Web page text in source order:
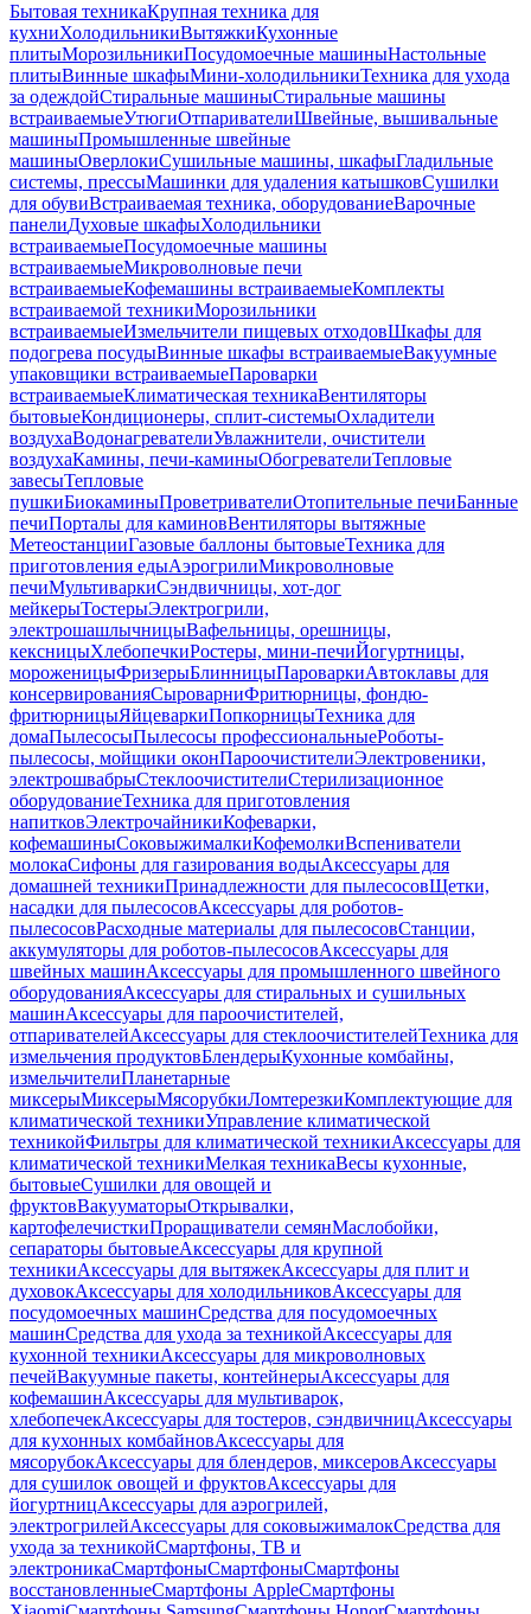
Бытовая техникаКрупная техника для
кухниХолодильникиВытяжкиКухонные
плитыМорозильникиПосудомоечные машиныНастольные
плитыВинные шкафыМини-холодильникиТехника для ухода
за одеждойСтиральные машиныСтиральные машины
встраиваемыеУтюгиОтпаривателиШвейные, вышивальные
машиныПромышленные швейные
машиныОверлокиСушильные машины, шкафыГладильные
системы, прессыМашинки для удаления катышковСушилки
для обувиВстраиваемая техника, оборудованиеВарочные
панелиДуховые шкафыХолодильники
встраиваемыеПосудомоечные машины
встраиваемыеМикроволновые печи
встраиваемыеКофемашины встраиваемыеКомплекты
встраиваемой техникиМорозильники
встраиваемыеИзмельчители пищевых отходовШкафы для
подогрева посудыВинные шкафы встраиваемыеВакуумные
упаковщики встраиваемыеПароварки
встраиваемыеКлиматическая техникаВентиляторы
бытовыеКондиционеры, сплит-системыОхладители
воздухаВодонагревателиУвлажнители, очистители
воздухаКамины, печи-каминыОбогревателиТепловые
завесыТепловые
пушкиБиокаминыПроветривателиОтопительные печиБанные
печиПорталы для каминовВентиляторы вытяжные
МетеостанцииГазовые баллоны бытовыеТехника для
приготовления едыАэрогрилиМикроволновые
печиМультиваркиСэндвичницы, хот-дог
мейкерыТостерыЭлектрогрили,
электрошашлычницыВафельницы, орешницы,
кексницыХлебопечкиРостеры, мини-печиЙогуртницы,
мороженицыФризерыБлинницыПароваркиАвтоклавы для
консервированияСыроварниФритюрницы, фондю-
фритюрницыЯйцеваркиПопкорницыТехника для
домаПылесосыПылесосы профессиональныеРоботы-
пылесосы, мойщики оконПароочистителиЭлектровеники,
электрошвабрыСтеклоочистителиСтерилизационное
оборудованиеТехника для приготовления
напитковЭлектрочайникиКофеварки,
кофемашиныСоковыжималкиКофемолкиВспениватели
молокаСифоны для газирования водыАксессуары для
домашней техникиПринадлежности для пылесосовЩетки,
насадки для пылесосовАксессуары для роботов-
пылесосовРасходные материалы для пылесосовСтанции,
аккумуляторы для роботов-пылесосовАксессуары для
швейных машинАксессуары для промышленного швейного
оборудованияАксессуары для стиральных и сушильных
машинАксессуары для пароочистителей,
отпаривателейАксессуары для стеклоочистителейТехника для
измельчения продуктовБлендерыКухонные комбайны,
измельчителиПланетарные
миксерыМиксерыМясорубкиЛомтерезкиКомплектующие для
климатической техникиУправление климатической
техникойФильтры для климатической техникиАксессуары для
климатической техникиМелкая техникаВесы кухонные,
бытовыеСушилки для овощей и
фруктовВакууматорыОткрывалки,
картофелечисткиПроращиватели семянМаслобойки,
сепараторы бытовыеАксессуары для крупной
техникиАксессуары для вытяжекАксессуары для плит и
духовокАксессуары для холодильниковАксессуары для
посудомоечных машинСредства для посудомоечных
машинСредства для ухода за техникойАксессуары для
кухонной техникиАксессуары для микроволновых
печейВакуумные пакеты, контейнерыАксессуары для
кофемашинАксессуары для мультиварок,
хлебопечекАксессуары для тостеров, сэндвичницАксессуары
для кухонных комбайновАксессуары для
мясорубокАксессуары для блендеров, миксеровАксессуары
для сушилок овощей и фруктовАксессуары для
йогуртницАксессуары для аэрогрилей,
электрогрилейАксессуары для соковыжималокСредства для
ухода за техникойСмартфоны, ТВ и
электроникаСмартфоныСмартфоныСмартфоны
восстановленныеСмартфоны AppleСмартфоны